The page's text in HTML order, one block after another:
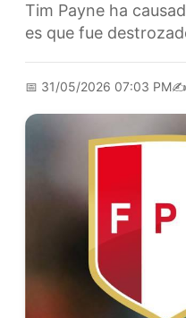
Tim Payne ha
es que fue
📅 31/05/2026 07:03 PM✍️